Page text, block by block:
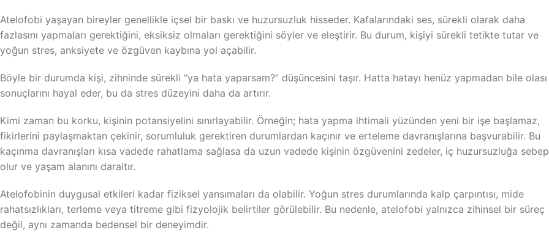
Atelofobi yaşayan bireyler genellikle içsel bir baskı ve huzursuzluk hisseder. Kafalarındaki ses, sürekli olarak daha
fazlasını yapmaları gerektiğini, eksiksiz olmaları gerektiğini söyler ve eleştirir. Bu durum, kişiyi sürekli tetikte tutar ve
yoğun stres, anksiyete ve özgüven kaybına yol açabilir.
Böyle bir durumda kişi, zihninde sürekli “ya hata yaparsam?” düşüncesini taşır. Hatta hatayı henüz yapmadan bile olası
sonuçlarını hayal eder, bu da stres düzeyini daha da artırır.
Kimi zaman bu korku, kişinin potansiyelini sınırlayabilir. Örneğin; hata yapma ihtimali yüzünden yeni bir işe başlamaz,
fikirlerini paylaşmaktan çekinir, sorumluluk gerektiren durumlardan kaçınır ve erteleme davranışlarına başvurabilir. Bu
kaçınma davranışları kısa vadede rahatlama sağlasa da uzun vadede kişinin özgüvenini zedeler, iç huzursuzluğa sebep
olur ve yaşam alanını daraltır.
Atelofobinin duygusal etkileri kadar fiziksel yansımaları da olabilir. Yoğun stres durumlarında kalp çarpıntısı, mide
rahatsızlıkları, terleme veya titreme gibi fizyolojik belirtiler görülebilir. Bu nedenle, atelofobi yalnızca zihinsel bir süreç
değil, aynı zamanda bedensel bir deneyimdir.